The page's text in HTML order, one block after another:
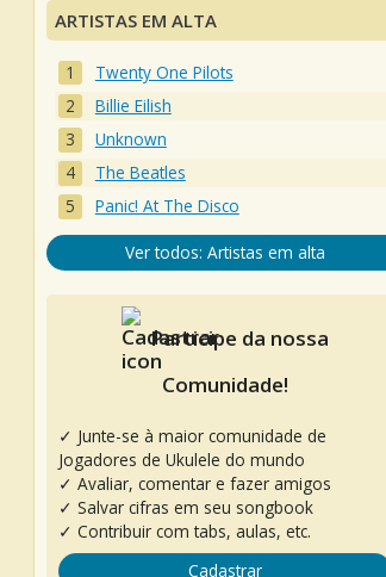
ARTISTAS EM ALTA
Twenty One Pilots
Billie Eilish
Unknown
The Beatles
Panic! At The Disco
Ver todos: Artistas em alta
Participe da nossa
Comunidade!
✓ Junte-se à maior comunidade de
Jogadores de Ukulele do mundo
✓ Avaliar, comentar e fazer amigos
✓ Salvar cifras em seu songbook
✓ Contribuir com tabs, aulas, etc.
Cadastrar